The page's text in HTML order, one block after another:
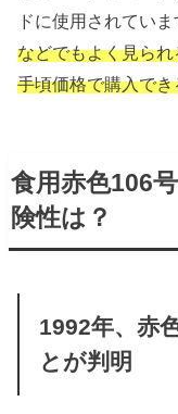
ドに使用されてい
などでもよく見ら
手頃価格で購入で
食用赤色106
険性は？
1992年、赤
とが判明